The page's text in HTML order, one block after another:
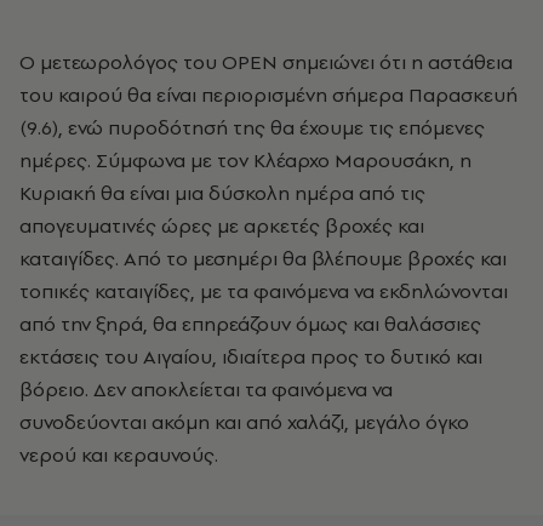
Ο μετεωρολόγος του OPEN σημειώνει ότι η αστάθεια
του καιρού θα είναι περιορισμένη σήμερα Παρασκευή
(9.6), ενώ πυροδότησή της θα έχουμε τις επόμενες
ημέρες. Σύμφωνα με τον Κλέαρχο Μαρουσάκη, η
Κυριακή θα είναι μια δύσκολη ημέρα από τις
απογευματινές ώρες με αρκετές βροχές και
καταιγίδες. Από το μεσημέρι θα βλέπουμε βροχές και
τοπικές καταιγίδες, με τα φαινόμενα να εκδηλώνονται
από την ξηρά, θα επηρεάζουν όμως και θαλάσσιες
εκτάσεις του Αιγαίου, ιδιαίτερα προς το δυτικό και
βόρειο. Δεν αποκλείεται τα φαινόμενα να
συνοδεύονται ακόμη και από χαλάζι, μεγάλο όγκο
νερού και κεραυνούς.